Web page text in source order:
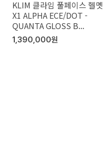
KLIM 클라임 풀페이스 헬멧
X1 ALPHA ECE/DOT -
QUANTA GLOSS B...
1,390,000원